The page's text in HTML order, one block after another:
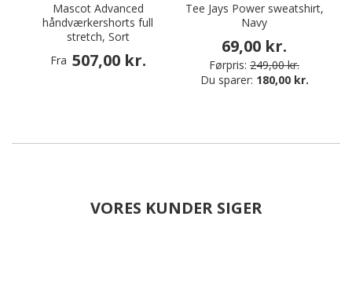
Mascot Advanced
håndværkershorts full
stretch, Sort
Fra 507,00 kr.
Tee Jays Power sweatshirt,
Navy
69,00 kr.
Førpris: 249,00 kr.
Du sparer: 180,00 kr.
VORES KUNDER SIGER